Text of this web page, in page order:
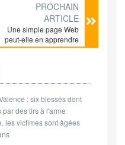
PROCHAIN
ARTICLE
Une simple page Web
peut-elle en apprendre
davantage sur votre
mécanisme méconnu
des navigateurs
modernes peut être
détourné pour observer
ce qui se passe sur une
: six blessés dont
par des tirs à l'arme
les victimes sont âgées